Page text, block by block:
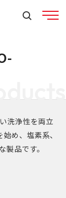
洗浄性を両立
め、塩素系、
品です。